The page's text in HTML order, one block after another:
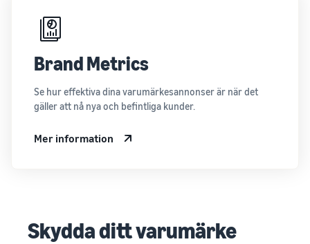
Brand Metrics
Se hur effektiva dina varumärkesannonser är när det
gäller att nå nya och befintliga kunder.
Mer information
Skydda ditt varumärke